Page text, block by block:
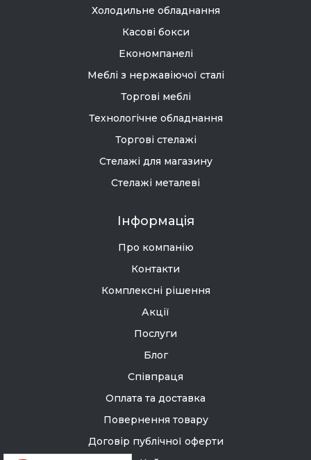
Холодильне обладнання
Касові бокси
Економпанелі
Меблі з нержавіючої сталі
Торгові меблі
Технологічне обладнання
Торгові стелажі
Стелажі для магазину
Стелажі металеві
Інформація
Про компанію
Контакти
Комплексні рішення
Акції
Послуги
Блог
Співпраця
Оплата та доставка
Повернення товару
Договір публічної оферти